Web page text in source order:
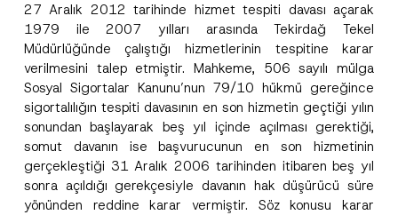
27 Aralık 2012 tarihinde hizmet tespiti davası açarak
1979 ile 2007 yılları arasında Tekirdağ Tekel
Müdürlüğünde çalıştığı hizmetlerinin tespitine karar
verilmesini talep etmiştir. Mahkeme, 506 sayılı mülga
Sosyal Sigortalar Kanunu’nun 79/10 hükmü gereğince
sigortalılığın tespiti davasının en son hizmetin geçtiği yılın
sonundan başlayarak beş yıl içinde açılması gerektiği,
somut davanın ise başvurucunun en son hizmetinin
gerçekleştiği 31 Aralık 2006 tarihinden itibaren beş yıl
sonra açıldığı gerekçesiyle davanın hak düşürücü süre
yönünden reddine karar vermiştir. Söz konusu karar
Soyad
Pozisyon
E-Posta Adresi*
a
d
T
e
l
e
f
o